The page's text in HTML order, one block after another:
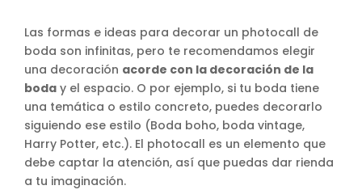
Las formas e ideas para decorar un photocall de
boda son infinitas, pero te recomendamos elegir
una decoración acorde con la decoración de la
boda y el espacio. O por ejemplo, si tu boda tiene
una temática o estilo concreto, puedes decorarlo
siguiendo ese estilo (Boda boho, boda vintage,
Harry Potter, etc.). El photocall es un elemento que
debe captar la atención, así que puedas dar rienda
a tu imaginación.